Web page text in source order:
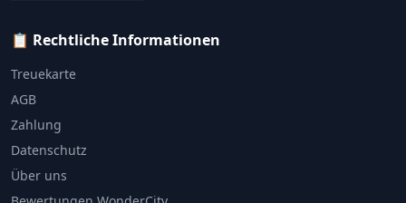
📋 Rechtliche Informationen
Treuekarte
AGB
Zahlung
Datenschutz
Über uns